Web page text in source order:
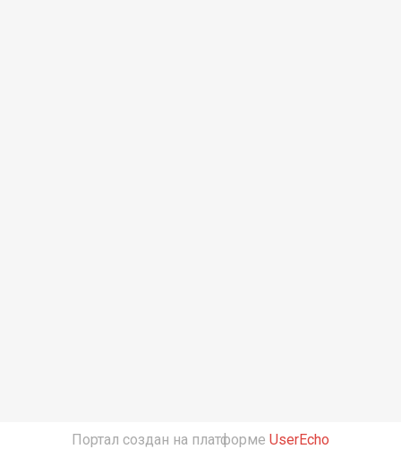
Портал создан на платформе UserEcho